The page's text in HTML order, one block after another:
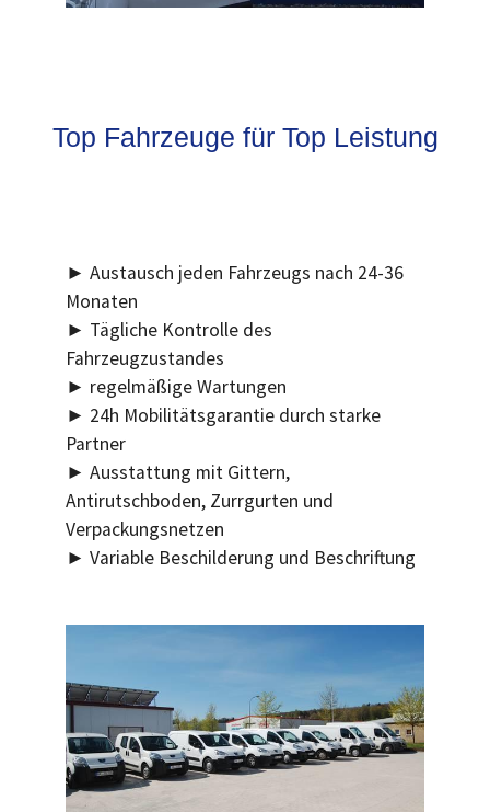
Top Fahrzeuge für Top Leistung
► Austausch jeden Fahrzeugs nach 24-36
Monaten
► Tägliche Kontrolle des
Fahrzeugzustandes
► regelmäßige Wartungen
► 24h Mobilitätsgarantie durch starke
Partner
► Ausstattung mit Gittern,
Antirutschboden, Zurrgurten und
Verpackungsnetzen
► Variable Beschilderung und Beschriftung